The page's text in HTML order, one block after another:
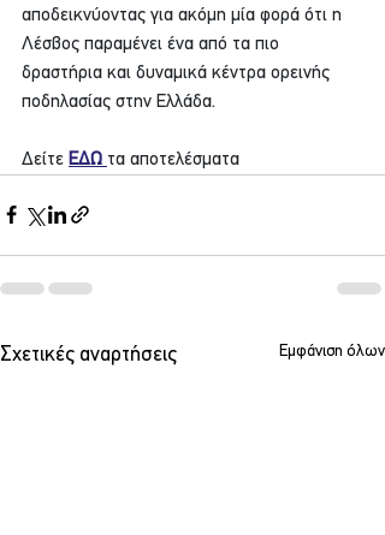
αποδεικνύοντας για ακόμη μία φορά ότι η
Λέσβος παραμένει ένα από τα πιο
δραστήρια και δυναμικά κέντρα ορεινής
ποδηλασίας στην Ελλάδα.
Δείτε ΕΔΩ τα αποτελέσματα
Σχετικές αναρτήσεις Εμφάνιση όλων